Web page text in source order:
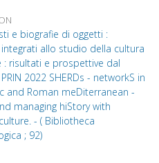
e biografie di oggetti :
allo studio della cultura
: risultati e prospettive dal
2022 SHERDs - networkS in
and Roman meDiterranean -
managing hiStory with
- ( Bibliotheca
; 92)